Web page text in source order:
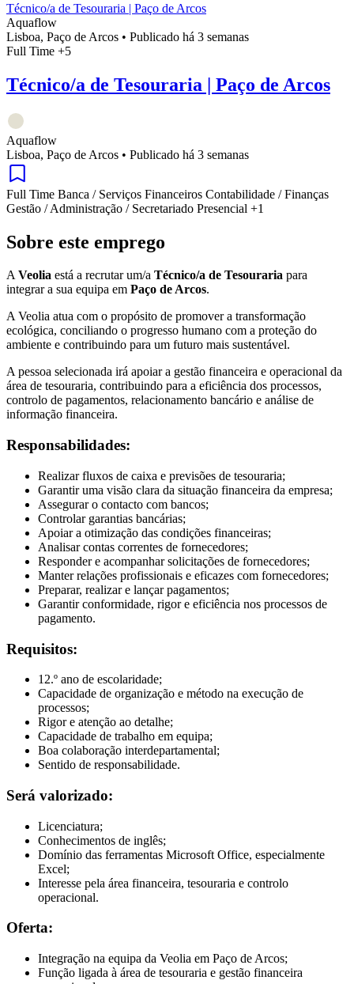
Técnico/a de Tesouraria | Paço de Arcos
Aquaflow
Lisboa, Paço de Arcos • Publicado há 3 semanas
Full Time +5
Técnico/a de Tesouraria | Paço de Arcos
Aquaflow
Lisboa, Paço de Arcos • Publicado há 3 semanas
Full Time Banca / Serviços Financeiros Contabilidade / Finanças
Gestão / Administração / Secretariado Presencial +1
Sobre este emprego
AVeolia está a recrutar um/a Técnico/a de Tesouraria para
integrar a sua equipa em Paço de Arcos.
A Veolia atua com o propósito de promover a transformação
ecológica, conciliando o progresso humano com a proteção do
ambiente e contribuindo para um futuro mais sustentável.
A pessoa selecionada irá apoiar a gestão financeira e operacional da
área de tesouraria, contribuindo para a eficiência dos processos,
controlo de pagamentos, relacionamento bancário e análise de
informação financeira.
Responsabilidades:
Realizar fluxos de caixa e previsões de tesouraria;
Garantir uma visão clara da situação financeira da empresa;
Assegurar o contacto com bancos;
Controlar garantias bancárias;
Apoiar a otimização das condições financeiras;
Analisar contas correntes de fornecedores;
Responder e acompanhar solicitações de fornecedores;
Manter relações profissionais e eficazes com fornecedores;
Preparar, realizar e lançar pagamentos;
Garantir conformidade, rigor e eficiência nos processos de
pagamento.
Requisitos:
12.º ano de escolaridade;
Capacidade de organização e método na execução de
processos;
Rigor e atenção ao detalhe;
Capacidade de trabalho em equipa;
Boa colaboração interdepartamental;
Sentido de responsabilidade.
Será valorizado:
Licenciatura;
Conhecimentos de inglês;
Domínio das ferramentas Microsoft Office, especialmente
Excel;
Interesse pela área financeira, tesouraria e controlo
operacional.
Oferta:
Integração na equipa da Veolia em Paço de Arcos;
Função ligada à área de tesouraria e gestão financeira